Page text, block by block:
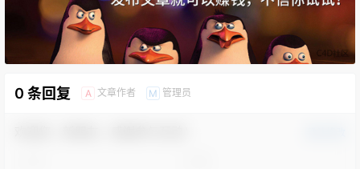
0 条回复 A 文章作者 M 管理员